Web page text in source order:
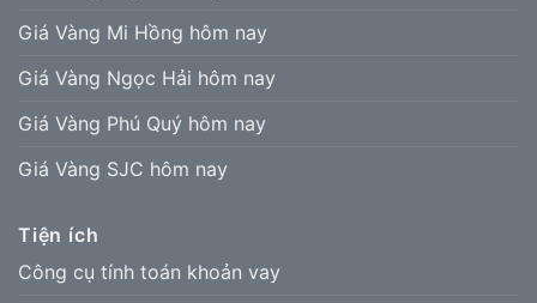
Giá Vàng Mi Hồng hôm nay
Giá Vàng Ngọc Hải hôm nay
Giá Vàng Phú Quý hôm nay
Giá Vàng SJC hôm nay
Tiện ích
Công cụ tính toán khoản vay